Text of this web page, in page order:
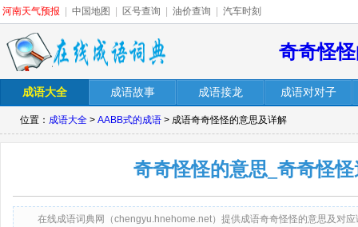
河南天气预报 中国地图 区号查询 油价查询 汽车时刻
奇奇怪
成语大全 成语故事 成语接龙 成语对对子
位置： 成语大全 > AABB式的成语 > 成语奇奇怪怪的意思及详解
奇奇怪怪的意思_奇奇怪
在线成语词典网（chengyu.hnehome.net）提供成语奇奇怪怪的意思及对